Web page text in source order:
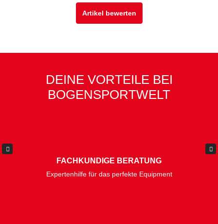
Artikel bewerten
DEINE VORTEILE BEI
BOGENSPORTWELT
FACHKUNDIGE BERATUNG
Expertenhilfe für das perfekte Equipment